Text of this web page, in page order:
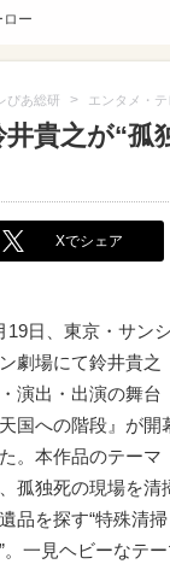
ロー
ぴあ総研 > エンタメ・
井貴之が“孤
Xでシェア
19日、東京・サン
劇場にて鈴井貴之
演出・出演の舞台
天国への階段』が開
。本作品のテーマ
孤独死の現場を清
品を探す“特殊清掃
。一見ヘビーなテ